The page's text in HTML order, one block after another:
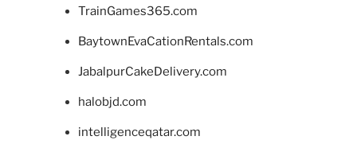
TrainGames365.com
BaytownEvaCationRentals.com
JabalpurCakeDelivery.com
halobjd.com
intelligenceqatar.com